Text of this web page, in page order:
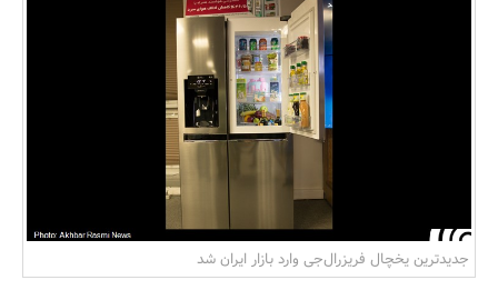
جدیدترین یخچال فریزرال‌جی وارد بازار ایران شد